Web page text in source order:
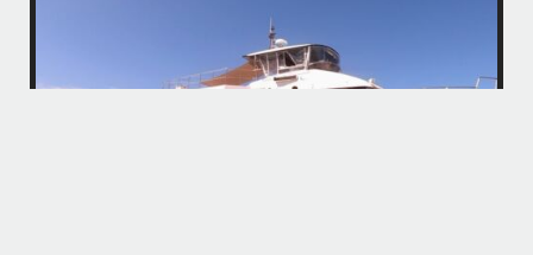
パーフェクトな海でバナナボートに船上BBQ、シュノーケリングとお楽
しみ頂いております
・
・
何ヶ月も前からやり取りさせて頂き温めていたご予約でしたので、お天